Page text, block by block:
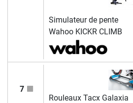
Simulateur de pente
Wahoo KICKR CLIMB
7
Rouleaux Tacx Galaxia